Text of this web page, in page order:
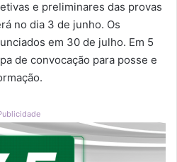
e preliminares das provas
no dia 3 de junho. Os
em 30 de julho. Em 5
de convocação para posse e